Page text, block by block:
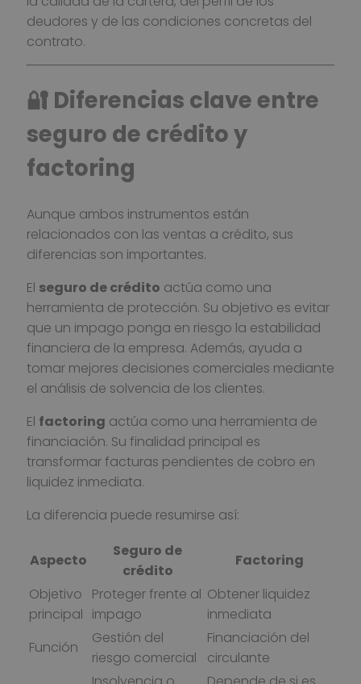
deudores y de las condiciones concretas del
contrato.
🔐 Diferencias clave entre
seguro de crédito y
factoring
Aunque ambos instrumentos están
relacionados con las ventas a crédito, sus
diferencias son importantes.
El seguro de crédito actúa como una
herramienta de protección. Su objetivo es evitar
que un impago ponga en riesgo la estabilidad
financiera de la empresa. Además, ayuda a
tomar mejores decisiones comerciales mediante
el análisis de solvencia de los clientes.
El factoring actúa como una herramienta de
financiación. Su finalidad principal es
transformar facturas pendientes de cobro en
liquidez inmediata.
La diferencia puede resumirse así:
Aspecto
Seguro de
crédito
Factoring
Objetivo
principal
Proteger frente al
impago
Obtener liquidez
inmediata
Función
Gestión del
riesgo comercial
Financiación del
circulante